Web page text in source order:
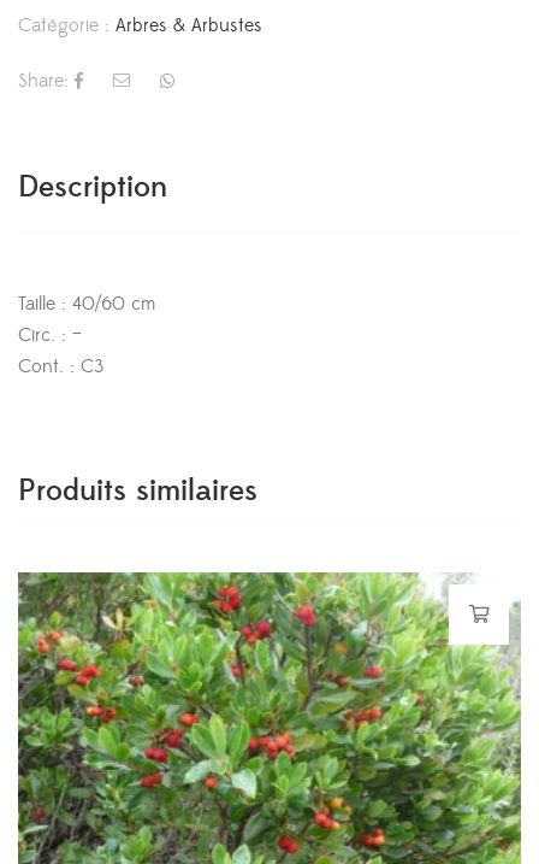
Catégorie : Arbres & Arbustes
Share:
Description
Taille : 40/60 cm
Circ. : –
Cont. : C3
Produits similaires